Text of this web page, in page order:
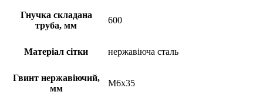
Гнучка складана
труба, мм
600
Матеріал сітки нержавіюча сталь
Гвинт нержавіючий,
мм
М6х35